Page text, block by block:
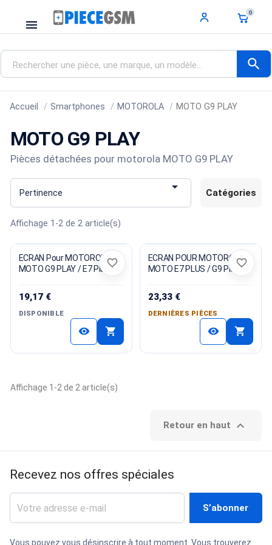
menu
0
search
Accueil Smartphones MOTOROLA MOTO G9 PLAY
MOTO G9 PLAY
Pièces détachées pour motorola MOTO G9 PLAY
Pertinence  Catégories
Affichage 1-2 de 2 article(s)
ECRAN Pour MOTOROLA
MOTO G9 PLAY / E7 Plus
19,17 €
DISPONIBLE
visibility shopping_cart
favorite_border
ECRAN POUR MOTOROLA
MOTO E7 PLUS / G9 Play
23,33 €
DERNIÈRES PIÈCES
visibility shopping_cart
favorite_border
Affichage 1-2 de 2 article(s)
Retour en haut 
Recevez nos offres spéciales
Vous pouvez vous désinscrire à tout moment. Vous trouverez